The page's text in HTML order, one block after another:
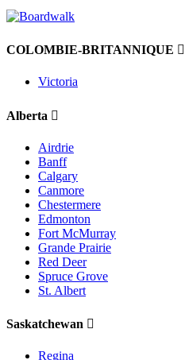
COLOMBIE-BRITANNIQUE
Victoria
Alberta
Airdrie
Banff
Calgary
Canmore
Chestermere
Edmonton
Fort McMurray
Grande Prairie
Red Deer
Spruce Grove
St. Albert
Saskatchewan
Regina